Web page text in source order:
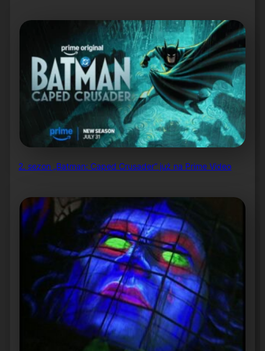
2. sezon „Batman: Caped Crusader” już na Prime Video